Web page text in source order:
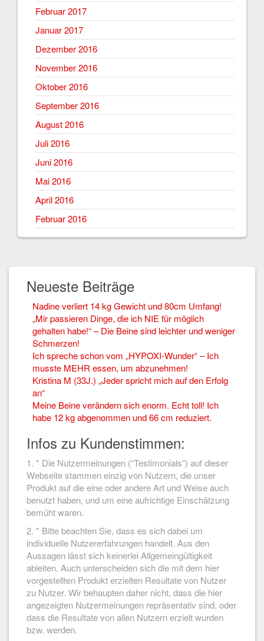
Februar 2017
Januar 2017
Dezember 2016
November 2016
Oktober 2016
September 2016
August 2016
Juli 2016
Juni 2016
Mai 2016
April 2016
Februar 2016
Neueste Beiträge
Nadine verliert 14 kg Gewicht und 80cm Umfang!
„Mir passieren Dinge, die ich NIE für möglich
gehalten habe!“ – Die Beine sind leichter und weniger
Schmerzen!
Ich spreche schon vom „HYPOXI-Wunder“ – Ich
musste MEHR essen, um abzunehmen!
Kristina M (33J.) „Jeder spricht mich auf den Erfolg
an“
Meine Beine verändern sich enorm. Echt toll! Ich
habe 12 kg abgenommen und 66 cm reduziert.
Infos zu Kundenstimmen:
1. * Die Nutzermeinungen (“Testimonials”) auf dieser
Webseite stammen einzig von Nutzern, die unser
Produkt auf die eine oder andere Art und Weise auch
benutzt haben, und um eine aufrichtige Einschätzung
bemüht waren.
2. * Bitte beachten Sie, dass es sich dabei um
individuelle Nutzererfahrungen handelt. Aus den
Aussagen lässt sich keinerlei Allgemeingültigkeit
ableiten. Auch unterscheiden sich die mit dem hier
vorgestellten Produkt erzielten Resultate von Nutzer
zu Nutzer. Wir behaupten daher nicht, dass die hier
angezeigten Nutzermeinungen repräsentativ sind, oder
dass die Resultate von allen Nutzern erzielt wurden
bzw. werden.